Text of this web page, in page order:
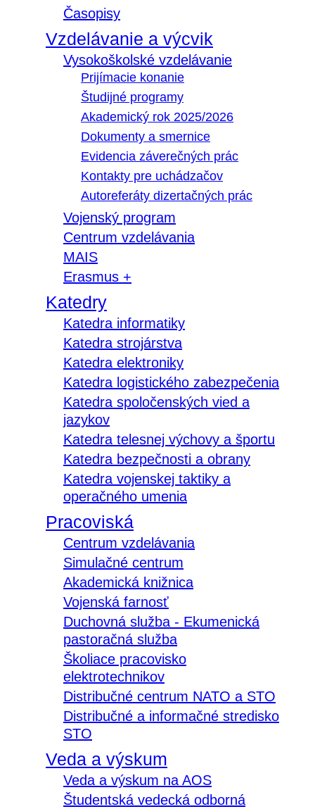
Časopisy
Vzdelávanie a výcvik
Vysokoškolské vzdelávanie
Prijímacie konanie
Študijné programy
Akademický rok 2025/2026
Dokumenty a smernice
Evidencia záverečných prác
Kontakty pre uchádzačov
Autoreferáty dizertačných prác
Vojenský program
Centrum vzdelávania
MAIS
Erasmus +
Katedry
Katedra informatiky
Katedra strojárstva
Katedra elektroniky
Katedra logistického zabezpečenia
Katedra spoločenských vied a
jazykov
Katedra telesnej výchovy a športu
Katedra bezpečnosti a obrany
Katedra vojenskej taktiky a
operačného umenia
Pracoviská
Centrum vzdelávania
Simulačné centrum
Akademická knižnica
Vojenská farnosť
Duchovná služba - Ekumenická
pastoračná služba
Školiace pracovisko
elektrotechnikov
Distribučné centrum NATO a STO
Distribučné a informačné stredisko
STO
Veda a výskum
Veda a výskum na AOS
Študentská vedecká odborná